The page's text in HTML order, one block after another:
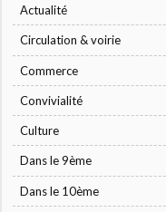
Actualité
Circulation & voirie
Commerce
Convivialité
Culture
Dans le 9ème
Dans le 10ème